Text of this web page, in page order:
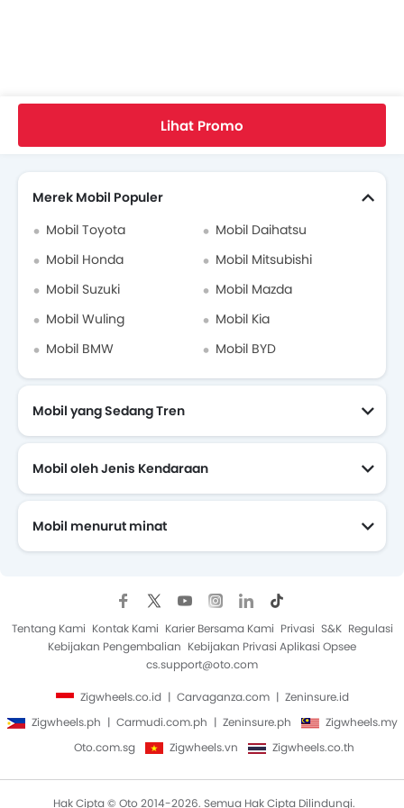
Honda CRV Bekas
Video Honda CR-V
Brosur Honda CR-V
Dealer Honda di jakarta-selatan
Lihat Promo
Do You Need An Comfort And Classy Car?
Cari Mobil Lain
Merek Mobil Populer
Mobil Toyota
Mobil Daihatsu
Mobil Honda
Mobil Mitsubishi
Mobil Suzuki
Mobil Mazda
Mobil Wuling
Mobil Kia
Mobil BMW
Mobil BYD
Mobil yang Sedang Tren
Mobil oleh Jenis Kendaraan
Mobil menurut minat
Tentang Kami Kontak Kami Karier Bersama Kami Privasi S&K Regulasi
Kebijakan Pengembalian Kebijakan Privasi Aplikasi Opsee
cs.support@oto.com
Zigwheels.co.id Carvaganza.com
Zeninsure.id
Zigwheels.ph
Carmudi.com.ph Zeninsure.ph
Zigwheels.my
Oto.com.sg
Zigwheels.vn Zigwheels.co.th
Hak Cipta © Oto 2014-2026. Semua Hak Cipta Dilindungi.